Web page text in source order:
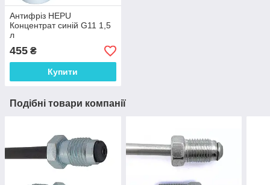
Антифріз HEPU
Концентрат синій G11 1,5
л
455 ₴
Купити
Подібні товари компанії